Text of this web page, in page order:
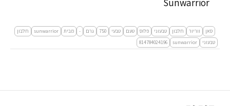
Sunwarrior
סאן ווריור חלבון טבעוני פלוס טעם טבעי 750 גרם - מבית sunwarrior
חלבון
טבעוני
sunwarrior
814784024196